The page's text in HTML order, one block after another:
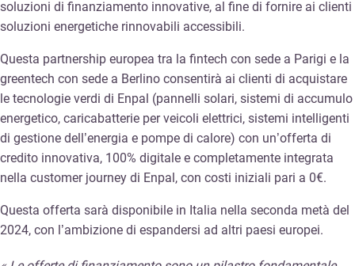
soluzioni di finanziamento innovative, al fine di fornire ai clienti
soluzioni energetiche rinnovabili accessibili.
Questa partnership europea tra la fintech con sede a Parigi e la
greentech con sede a Berlino consentirà ai clienti di acquistare
le tecnologie verdi di Enpal (pannelli solari, sistemi di accumulo
energetico, caricabatterie per veicoli elettrici, sistemi intelligenti
di gestione dell’energia e pompe di calore) con un’offerta di
credito innovativa, 100% digitale e completamente integrata
nella customer journey di Enpal, con costi iniziali pari a 0€.
Questa offerta sarà disponibile in Italia nella seconda metà del
2024, con l’ambizione di espandersi ad altri paesi europei.